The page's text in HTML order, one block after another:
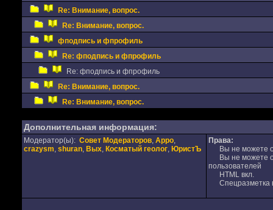
Re: Внимание, вопрос.
Re: Внимание, вопрос.
фподпись и фпрофиль
Re: фподпись и фпрофиль
Re: фподпись и фпрофиль
Re: Внимание, вопрос.
Re: Внимание, вопрос.
Дополнительная информация:
Модератор(ы): Совет Модераторов, Appo,
crazysm, shuran, Вых, Косматый геолог, ЮристЪ
Права:
Вы не можете
Вы не можете
пользователей
HTML вкл.
Спецразметка